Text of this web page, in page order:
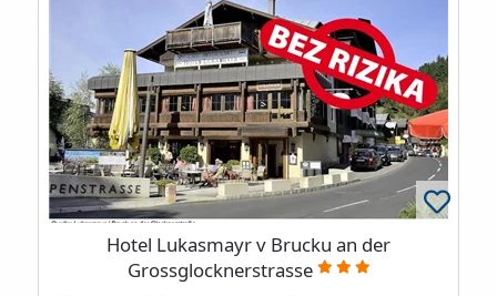
Hotel Lukasmayr v Brucku an der
Grossglocknerstrasse